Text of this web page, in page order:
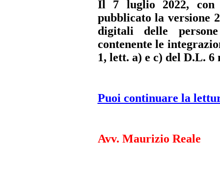
Il 7 luglio 2022, con
pubblicato la versione
digitali delle
contenente le
1, lett. a) e c) del D.L. 6
Puoi continuare la
Avv. Maurizio Reale